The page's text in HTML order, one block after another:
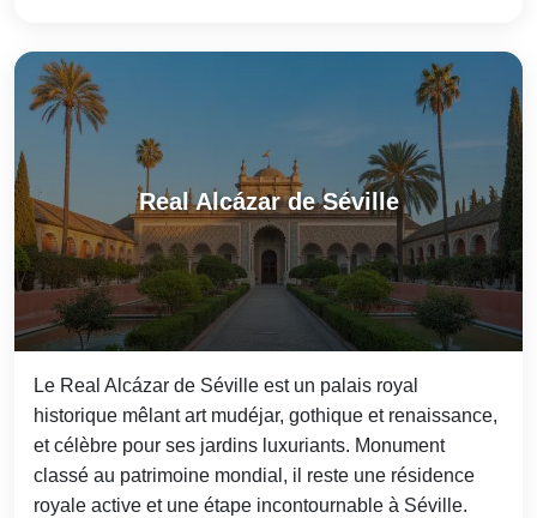
Real Alcázar de Séville
Le Real Alcázar de Séville est un palais royal
historique mêlant art mudéjar, gothique et renaissance,
et célèbre pour ses jardins luxuriants. Monument
classé au patrimoine mondial, il reste une résidence
royale active et une étape incontournable à Séville.